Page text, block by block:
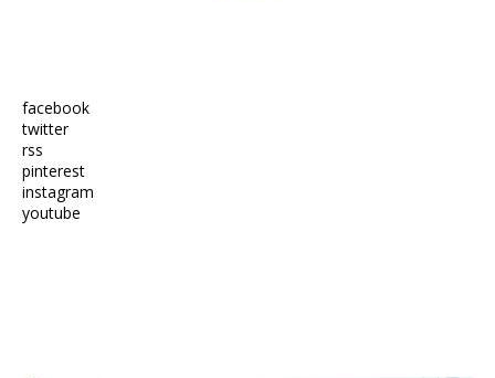
facebook
twitter
rss
pinterest
instagram
youtube